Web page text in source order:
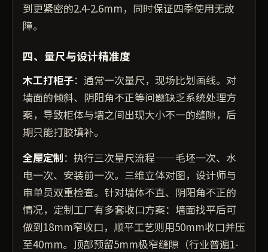
到更紧密的2.4-2.6mm，同时保证四季使用无故
障。
四、量尺与设计精准度
木工打柜子：通常一次量尺，现场比划画线。对
墙面的倾斜、阴阳角不正等问题缺乏系统处理方
案，导致柜体与墙之间出现大小不一的缝隙，后
期只能打胶填补。
全屋定制：执行三次量尺流程——毛坯一次、水
电一次、安装前一次。三维立体对图，设计师与
审单员双重检查。针对墙体不直、阴阳角不正的
情况，定制工厂有多套收口方案：墙面找平后可
做到18mm窄收口，顺平工艺则用50mm收口并压
至40mm。顶部预留5mm极窄缝隙（行业普遍1-